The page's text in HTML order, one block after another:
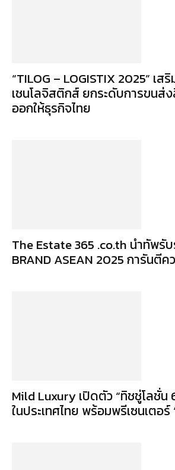
“TILOG – LOGISTIX 2025” เ
เชนโลจิสติกส์ ยกระดับการขนส่
ออกให้ธุรกิจไทย
The Estate 365 .co.th นำทัพรับ
BRAND ASEAN 2025 การันตีค
Mild Luxury เปิดตัว “ทิชชู่โลชั่น
ในประเทศไทย พร้อมพรีเซนเตอร์